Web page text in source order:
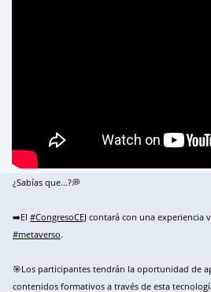
¿Sabías que...?💭
➡️El #CongresoCEJ contará con una experiencia
#metaverso.
🎯Los participantes tendrán la oportunidad de
contenidos formativos a través de esta